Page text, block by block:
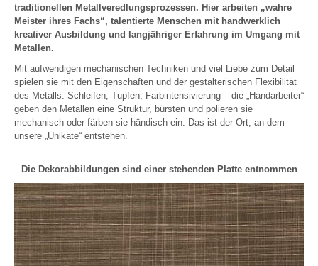
traditionellen Metallveredlungsprozessen. Hier arbeiten „wahre
Meister ihres Fachs“, talentierte Menschen mit handwerklich
kreativer Ausbildung und langjähriger Erfahrung im Umgang mit
Metallen.
Mit aufwendigen mechanischen Techniken und viel Liebe zum Detail
spielen sie mit den Eigenschaften und der gestalterischen Flexibilität
des Metalls. Schleifen, Tupfen, Farbintensivierung – die „Handarbeiter“
geben den Metallen eine Struktur, bürsten und polieren sie
mechanisch oder färben sie händisch ein. Das ist der Ort, an dem
unsere „Unikate“ entstehen.
Die Dekorabbildungen sind einer stehenden Platte entnommen